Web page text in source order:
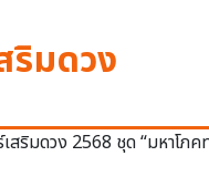
ริมดวง